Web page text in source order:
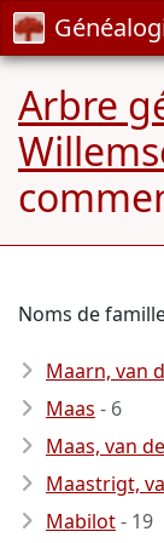
Arbre
Noms de
Maarn, van
Maas - 6
Maas, van
Maastrigt,
Mabilot- 19